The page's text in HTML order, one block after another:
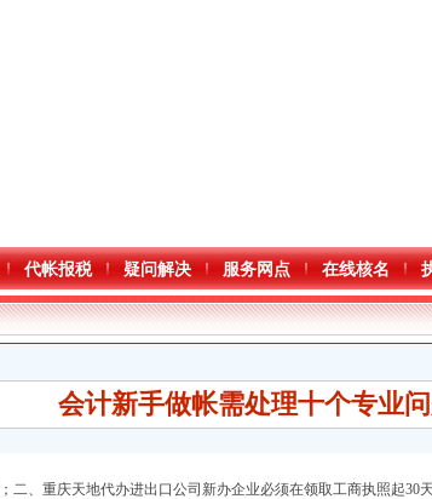
代帐报税 疑问解决 服务网点 在线核名
会计新手做帐需处理十个专业
二、重庆天地代办进出口公司 新办企业必须在领取工商执照起30